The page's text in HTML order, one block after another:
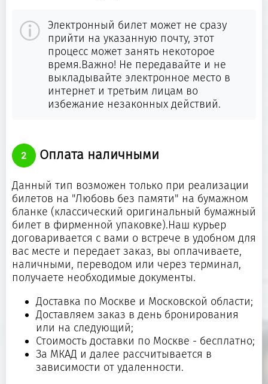
Электронный билет может не сразу
прийти на указанную почту, этот
процесс может занять некоторое
время.Важно! Не передавайте и не
выкладывайте электронное место в
интернет и третьим лицам во
избежание незаконных действий.
Оплата наличными
Данный тип возможен только при реализации
билетов на "Любовь без памяти" на бумажном
бланке (классический оригинальный бумажный
билет в фирменной упаковке).Наш курьер
договаривается с вами о встрече в удобном для
вас месте и передает заказ, вы оплачиваете,
наличными, переводом или через терминал,
получаете необходимые документы.
Доставка по Москве и Московской области;
Доставляем заказ в день бронирования
или на следующий;
Стоимость доставки по Москве - бесплатно;
За МКАД и далее рассчитывается в
зависимости от удаленности.